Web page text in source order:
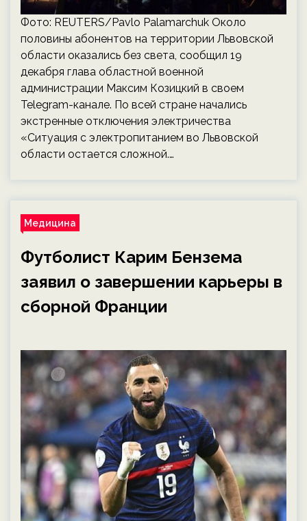
Фото: REUTERS/Pavlo Palamarchuk Около
половины абонентов на территории Львовской
области оказались без света, сообщил 19
декабря глава областной военной
администрации Максим Козицкий в своем
Telegram-канале. По всей стране начались
экстренные отключения электричества
«Ситуация с электропитанием во Львовской
области остается сложной.…
Медицина
Футболист Карим Бензема
заявил о завершении карьеры в
сборной Франции